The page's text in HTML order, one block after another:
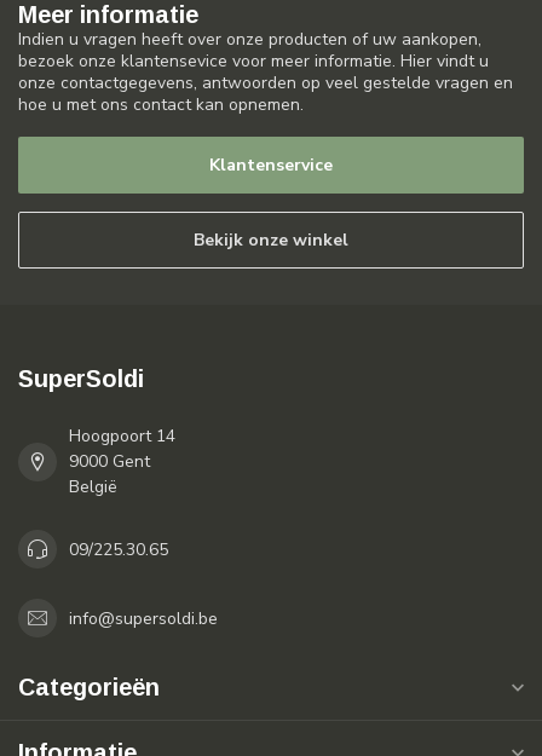
Meer informatie
Indien u vragen heeft over onze producten of uw aankopen,
bezoek onze klantensevice voor meer informatie. Hier vindt u
onze contactgegevens, antwoorden op veel gestelde vragen en
hoe u met ons contact kan opnemen.
Klantenservice
Bekijk onze winkel
SuperSoldi
Hoogpoort 14
9000 Gent
België
09/225.30.65
info@supersoldi.be
Categorieën